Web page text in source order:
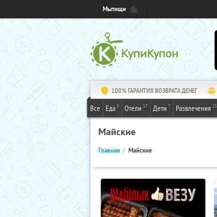
Мытищи
100% ГАРАНТИЯ ВОЗВРАТА ДЕНЕГ
Все Еда 8 Отели 17 Дети 7 Развлечения 25
Майские
Главная Майские